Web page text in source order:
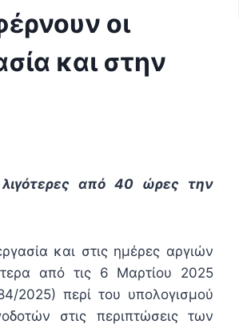
οι
και στην
λιγότερες από 40 ώρες την
και στις ημέρες αργιών
από τις 6 Μαρτίου 2025
2025) περί του υπολογισμού
στις περιπτώσεις των